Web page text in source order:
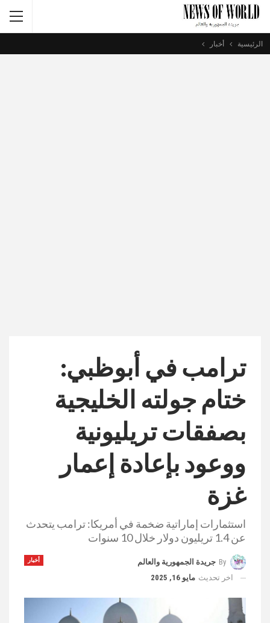
الرئيسية أخبار
ترامب في أبوظبي:
ختام جولته الخليجية
بصفقات تريليونية
ووعود بإعادة إعمار
غزة
استثمارات إماراتية ضخمة في أمريكا: ترامب يتحدث
عن 1.4 تريليون دولار خلال 10 سنوات
أخبار By جريدة الجمهورية والعالم
اخر تحديث مايو 16, 2025